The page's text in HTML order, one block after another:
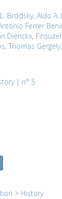
Brodsky, Aldo A.
Ferrer
Dierickx,
, Thomas Gergely,
| n° 5
> History